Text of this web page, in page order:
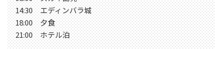
14:30 エディンバラ城
18:00 夕食
21:00 ホテル泊